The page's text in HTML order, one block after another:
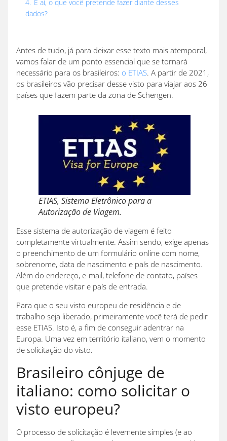
4. E aí, o que você pretende fazer diante desses
dados?
Antes de tudo, já para deixar esse texto mais atemporal,
vamos falar de um ponto essencial que se tornará
necessário para os brasileiros: o ETIAS. A partir de 2021,
os brasileiros vão precisar desse visto para viajar aos 26
países que fazem parte da zona de Schengen.
ETIAS, Sistema Eletrônico para a
Autorização de Viagem.
Esse sistema de autorização de viagem é feito
completamente virtualmente. Assim sendo, exige apenas
o preenchimento de um formulário online com nome,
sobrenome, data de nascimento e país de nascimento.
Além do endereço, e-mail, telefone de contato, países
que pretende visitar e país de entrada.
Para que o seu visto europeu de residência e de
trabalho seja liberado, primeiramente você terá de pedir
esse ETIAS. Isto é, a fim de conseguir adentrar na
Europa. Uma vez em território italiano, vem o momento
de solicitação do visto.
Brasileiro cônjuge de
italiano: como solicitar o
visto europeu?
O processo de solicitação é levemente simples (e ao